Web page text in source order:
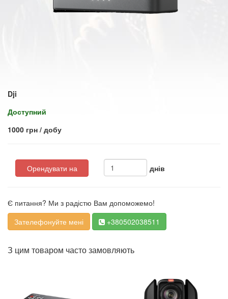
Dji
Доступний
1000 грн / добу
Орендувати на днів
Є питання? Ми з радістю Вам допоможемо!
Зателефонуйте мені
+380502038511
З цим товаром часто замовляють